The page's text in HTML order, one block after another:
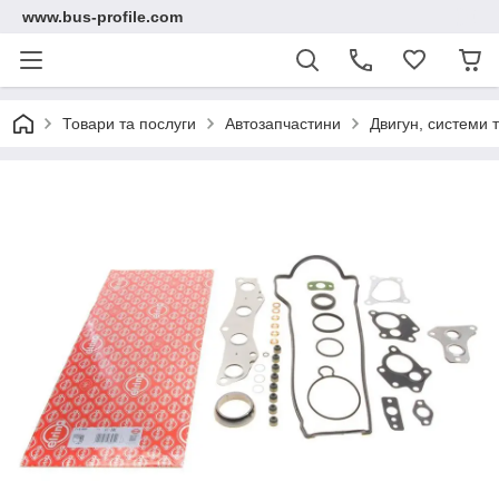
www.bus-profile.com
Товари та послуги Автозапчастини Двигун, системи